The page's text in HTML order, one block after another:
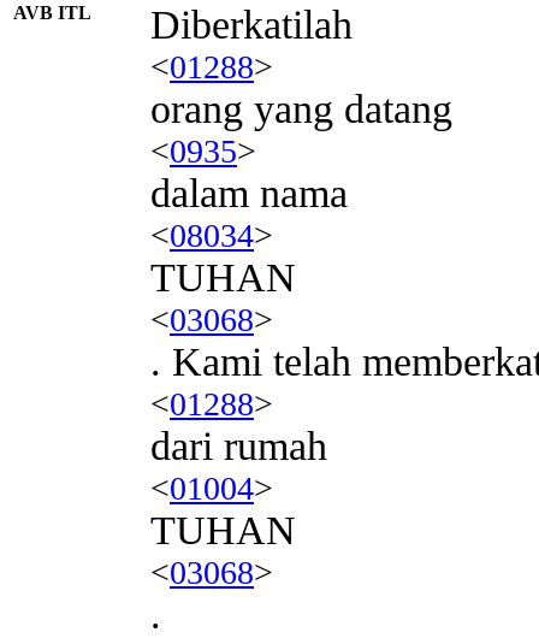
AVB ITL Diberkatilah
<01288>
orang yang datang
<0935>
dalam nama
<08034>
TUHAN
<03068>
. Kami telah
<01288>
dari rumah
<01004>
TUHAN
<03068>
.